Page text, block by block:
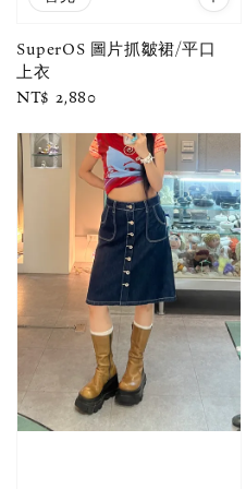
SuperOS 圖片抓皺裙/平口
上衣
Regular
NT$ 2,880